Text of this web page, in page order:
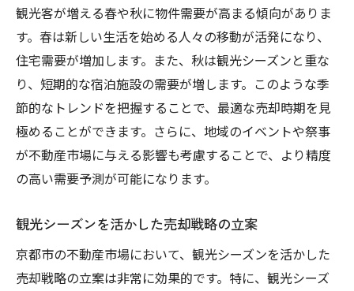
観光客が増える春や秋に物件需要が高まる傾向がありま
す。春は新しい生活を始める人々の移動が活発になり、
住宅需要が増加します。また、秋は観光シーズンと重な
り、短期的な宿泊施設の需要が増します。このような季
節的なトレンドを把握することで、最適な売却時期を見
極めることができます。さらに、地域のイベントや祭事
が不動産市場に与える影響も考慮することで、より精度
の高い需要予測が可能になります。
観光シーズンを活かした売却戦略の立案
京都市の不動産市場において、観光シーズンを活かした
売却戦略の立案は非常に効果的です。特に、観光シーズ